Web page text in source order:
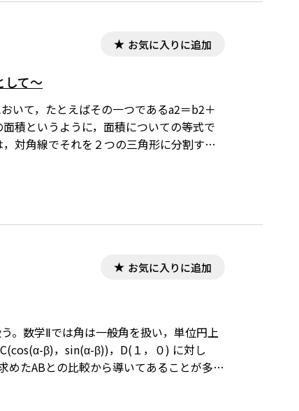
お気に入りに追加
して～
いて，たとえばその一つであるa2＝b2＋
積というように，面積についての等式で
対角線でそれを２つの三角形に分割する
る。 本稿では余弦定理での平方の項を
お気に入りに追加
。数学Ⅱでは角は一般角を扱い，単位円上
β)，sin(α-β))，D(１，０) に対し
めたABとの比較から導いてあることが多
は逸脱し，どうせ数学Ⅱで扱うことである